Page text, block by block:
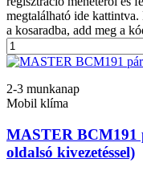
megtalálható ide
a kosaradba, add meg a
2-3 munkanap
Mobil klíma
MASTER BCM191
oldalsó kivezetéssel)